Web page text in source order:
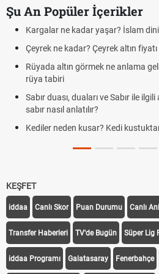
Şu An Popüler İçerikler
Kargalar ne kadar yaşar? İslam dininde
Çeyrek ne kadar? Çeyrek altın fiyatı kaç
Rüyada altın görmek ne anlama geliyor?
rüya tabiri
Sabır duası, duaları ve Sabır ile ilgili
sabır nasıl anlatılır?
Kediler neden kusar? Kedi kustuktan
KEŞFET
iddaa Canlı Skor Puan Durumu Canlı
Transfer Haberleri TV'de Bugün Süper Lig
iddaa Programı Galatasaray Fenerbahçe